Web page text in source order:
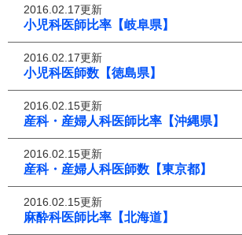
2016.02.17更新
小児科医師比率【岐阜県】
2016.02.17更新
小児科医師数【徳島県】
2016.02.15更新
産科・産婦人科医師比率【沖縄県】
2016.02.15更新
産科・産婦人科医師数【東京都】
2016.02.15更新
麻酔科医師比率【北海道】